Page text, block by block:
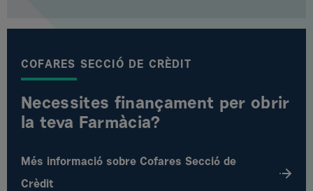
COFARES SECCIÓ DE CRÈDIT
Necessites finançament per obrir
la teva Farmàcia?
Més informació sobre Cofares Secció de
Crèdit